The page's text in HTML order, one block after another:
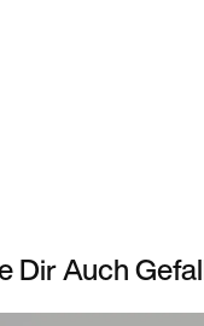
Dir Auch